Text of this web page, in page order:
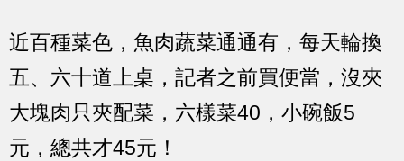
近百種菜色，魚肉蔬菜通通有，每天輪換
五、六十道上桌，記者之前買便當，沒夾
大塊肉只夾配菜，六樣菜40，小碗飯5
元，總共才45元！